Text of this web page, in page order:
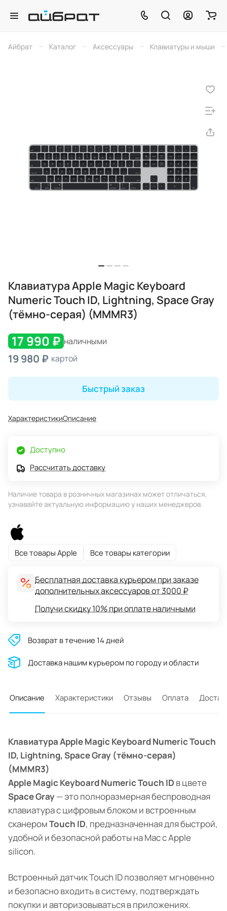
Айбрат – Каталог – Аксессуары – Клавиатуры и мыши –
Клавиатура Apple Magic Keyboard
Numeric Touch ID, Lightning, Space Gray
(тёмно-серая) (MMMR3)
17 990 ₽ наличными
19 980 ₽ картой
Быстрый заказ
ХарактеристикиОписание
Доступно
Рассчитать доставку
Наличие товара в розничных магазинах может отличаться,
узнавайте актуальную информацию у наших менеджеров.
Все товары Apple Все товары категории
Бесплатная доставка курьером при заказе
дополнительных аксессуаров от 3000 ₽
Получи скидку 10% при оплате наличными
Возврат в течение 14 дней
Доставĸа нашим ĸурьером по городу и области
Описание Характеристики Отзывы Оплата
Клавиатура Apple Magic Keyboard Numeric Touch
ID, Lightning, Space Gray (тёмно-серая)
(MMMR3)
Apple Magic Keyboard Numeric Touch ID в цвете
Space Gray— это полноразмерная беспроводная
клавиатура с цифровым блоком и встроенным
сканеромTouch ID, предназначенная для быстрой,
удобной и безопасной работы на Mac с Apple
silicon.
Встроенный датчик Touch ID позволяет мгновенно
и безопасно входить в систему, подтверждать
покупки и авторизовываться в приложениях.